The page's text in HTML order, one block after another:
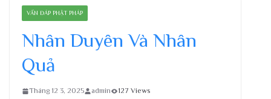
VẤN ĐÁP PHẬT PHÁP
Nhân Duyên Và Nhân
Quả
Tháng 12 3, 2025 admin
127 Views